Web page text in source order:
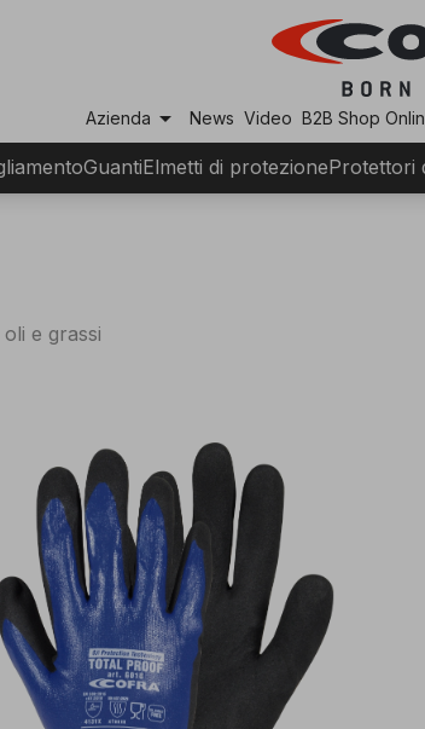
Azienda arrow_drop_down News Video B2B Shop
GuantiElmetti di protezioneProtettori
e grassi